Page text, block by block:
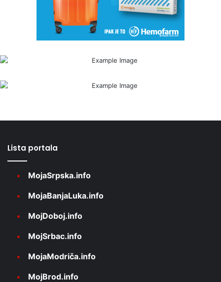
Lista portala
MojaSrpska.info
MojaBanjaLuka.info
MojDoboj.info
MojSrbac.info
MojaModriča.info
MojBrod.info